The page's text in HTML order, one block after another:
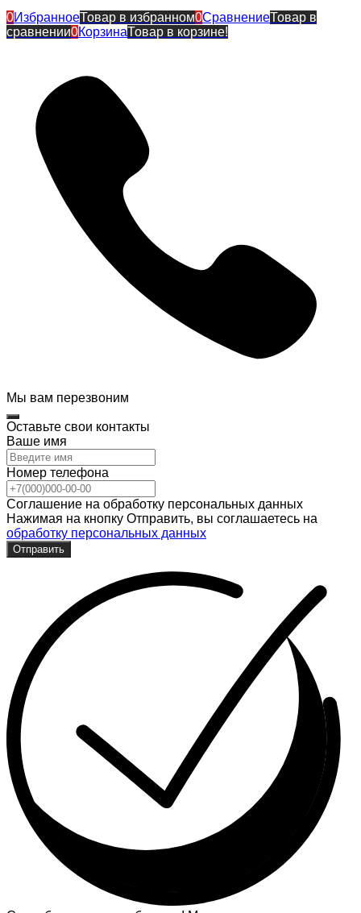
0ИзбранноеТовар в избранном0СравнениеТовар в
сравнении0КорзинаТовар в корзине!
Мы вам перезвоним
Оставьте свои контакты
Ваше имя
Номер телефона
Соглашение на обработку персональных данных
Нажимая на кнопку Отправить, вы соглашаетесь на
обработку персональных данных
Отправить